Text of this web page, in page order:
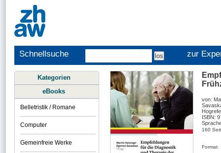
Schnellsuche zur
von:
ISBN:
160
Format:
Kategorien
eBooks
Belletristik / Romane
Computer
Gemeinfreie Werke